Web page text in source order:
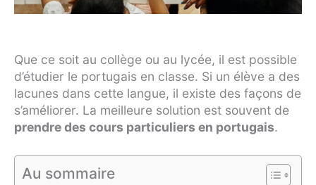
Que ce soit au collège ou au lycée, il est possible
d’étudier le portugais en classe. Si un élève a des
lacunes dans cette langue, il existe des façons de
s’améliorer. La meilleure solution est souvent de
prendre des cours particuliers en portugais.
Au sommaire